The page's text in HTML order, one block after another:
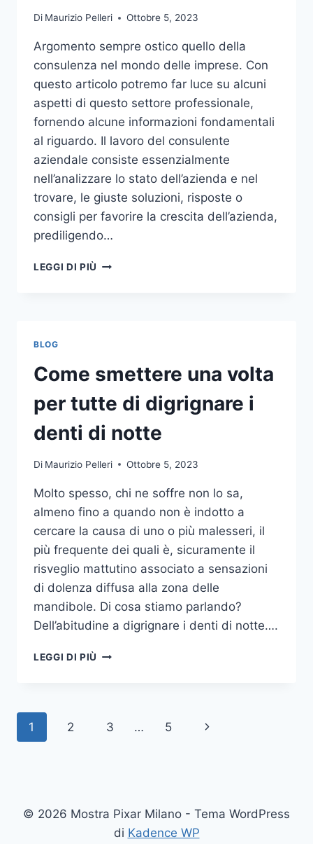
Di Maurizio Pelleri Ottobre 5, 2023
Argomento sempre ostico quello della
consulenza nel mondo delle imprese. Con
questo articolo potremo far luce su alcuni
aspetti di questo settore professionale,
fornendo alcune informazioni fondamentali
al riguardo. Il lavoro del consulente
aziendale consiste essenzialmente
nell’analizzare lo stato dell’azienda e nel
trovare, le giuste soluzioni, risposte o
consigli per favorire la crescita dell’azienda,
prediligendo…
LEGGI DI PIÙ IL
BLOG
Come smettere una volta
per tutte di digrignare i
denti di notte
Di Maurizio Pelleri Ottobre 5, 2023
Molto spesso, chi ne soffre non lo sa,
almeno fino a quando non è indotto a
cercare la causa di uno o più malesseri, il
più frequente dei quali è, sicuramente il
risveglio mattutino associato a sensazioni
di dolenza diffusa alla zona delle
mandibole. Di cosa stiamo parlando?
Dell’abitudine a digrignare i denti di notte….
LEGGI DI PIÙ COME
TUTTE
NOTTE
Navigazione
1 2 3 … 5
Pagina
© 2026 Mostra Pixar Milano - Tema WordPress
di Kadence WP